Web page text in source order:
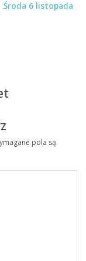
Środa 6 listopada
pola są